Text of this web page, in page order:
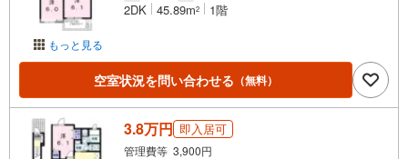
もっと見る
2DK 45.89m2 1階
空室状況を問い合わせる （無料）
3.8万円 即入居可
管理費等 3,900円